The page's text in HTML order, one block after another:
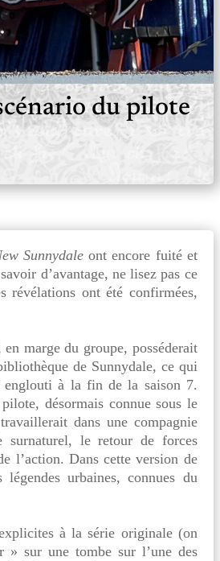
du pilote
Sunnydale ont encore fuité et
d’avantage, ne lisez pas ce
révélations ont été confirmées,
marge du groupe, posséderait
de Sunnydale, ce qui
englouti à la fin de la saison 7.
désormais connue sous le
dans une compagnie
surnaturel, le retour de forces
l’action. Dans cette version de
légendes urbaines, connues du
à la série originale (on
» sur une tombe sur l’une des